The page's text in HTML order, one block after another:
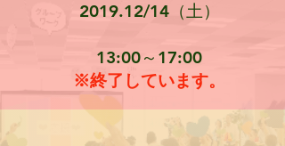
2019.12/14（土）
13:00～17:00
​※終了しています。